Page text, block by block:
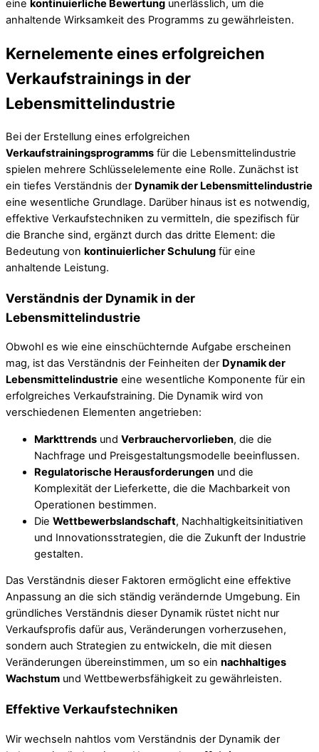
eine kontinuierliche Bewertung unerlässlich, um die
anhaltende Wirksamkeit des Programms zu gewährleisten.
Kernelemente eines erfolgreichen
Verkaufstrainings in der
Lebensmittelindustrie
Bei der Erstellung eines erfolgreichen
Verkaufstrainingsprogramms für die Lebensmittelindustrie
spielen mehrere Schlüsselelemente eine Rolle. Zunächst ist
ein tiefes Verständnis der Dynamik der Lebensmittelindustrie
eine wesentliche Grundlage. Darüber hinaus ist es notwendig,
effektive Verkaufstechniken zu vermitteln, die spezifisch für
die Branche sind, ergänzt durch das dritte Element: die
Bedeutung von kontinuierlicher Schulung für eine
anhaltende Leistung.
Verständnis der Dynamik in der
Lebensmittelindustrie
Obwohl es wie eine einschüchternde Aufgabe erscheinen
mag, ist das Verständnis der Feinheiten der Dynamik der
Lebensmittelindustrie eine wesentliche Komponente für ein
erfolgreiches Verkaufstraining. Die Dynamik wird von
verschiedenen Elementen angetrieben:
Markttrends und Verbrauchervorlieben, die die
Nachfrage und Preisgestaltungsmodelle beeinflussen.
Regulatorische Herausforderungen und die
Komplexität der Lieferkette, die die Machbarkeit von
Operationen bestimmen.
Die Wettbewerbslandschaft, Nachhaltigkeitsinitiativen
und Innovationsstrategien, die die Zukunft der Industrie
gestalten.
Das Verständnis dieser Faktoren ermöglicht eine effektive
Anpassung an die sich ständig verändernde Umgebung. Ein
gründliches Verständnis dieser Dynamik rüstet nicht nur
Verkaufsprofis dafür aus, Veränderungen vorherzusehen,
sondern auch Strategien zu entwickeln, die mit diesen
Veränderungen übereinstimmen, um so ein nachhaltiges
Wachstum und Wettbewerbsfähigkeit zu gewährleisten.
Effektive Verkaufstechniken
Wir wechseln nahtlos vom Verständnis der Dynamik der